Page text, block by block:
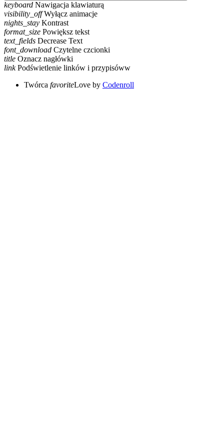
keyboard Nawigacja klawiaturą
visibility_off Wyłącz animacje
nights_stay Kontrast
format_size Powiększ tekst
text_fields Decrease Text
font_download Czytelne czcionki
title Oznacz nagłówki
link Podświetlenie linków i przypisóww
Twórca favoriteLove by Codenroll